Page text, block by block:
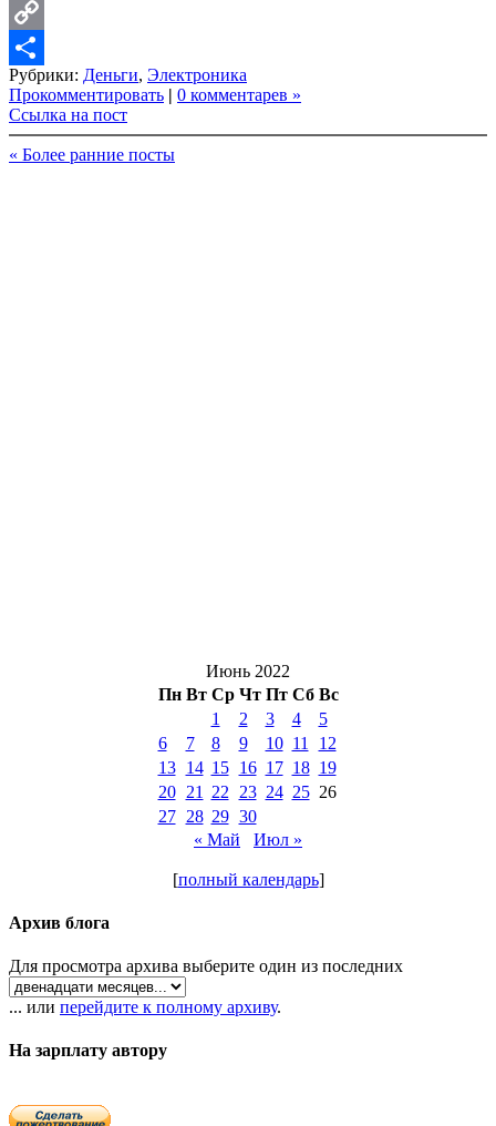
LinkedIn
Copy
Link
Share
Рубрики: Деньги, Электроника
Прокомментировать | 0 комментарев »
Ссылка на пост
« Более ранние посты
Июнь 2022
Пн Вт Ср Чт Пт Сб Вс
1
2 3 4
5
6
7 8 9 10 11
12
13
14 15 16 17 18 19
20
21 22 23 24 25 26
27
28 29 30
« Май
Июл »
[полный календарь]
Архив блога
Для просмотра архива выберите один из последних
... или перейдите к полному архиву.
На зарплату автору